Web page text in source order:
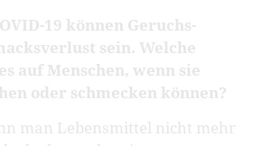
19 können Geruchs-
sein. Welche
auf Menschen, wenn sie
oder schmecken können?
man Lebensmittel nicht mehr